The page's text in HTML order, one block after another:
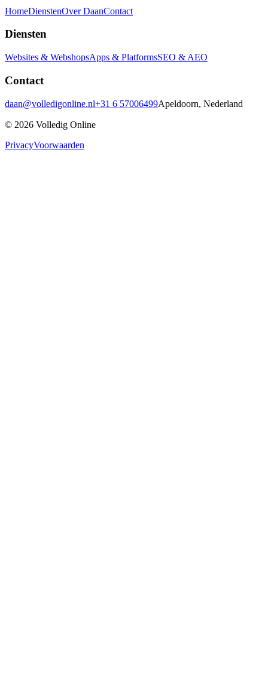
SEO & AEO
HomeDienstenOver DaanContact
Diensten
Websites & WebshopsApps & PlatformsSEO & AEO
Contact
daan@volledigonline.nl+31 6 57006499Apeldoorn, Nederland
© 2026 Volledig Online
PrivacyVoorwaarden